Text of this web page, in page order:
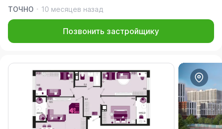
ТОЧНО
10 месяцев назад
Позвонить застройщику